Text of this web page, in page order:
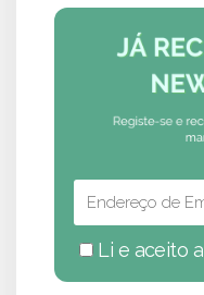
Li e aceito a